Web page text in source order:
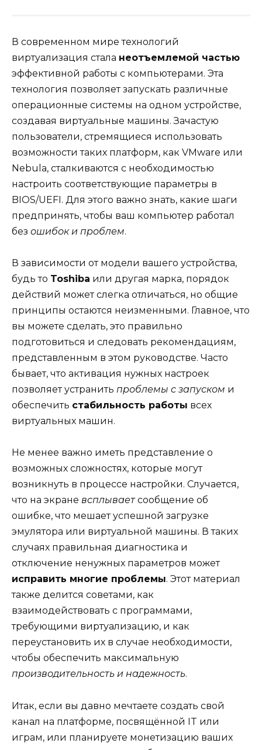
В современном мире технологий
виртуализация стала неотъемлемой частью
эффективной работы с компьютерами. Эта
технология позволяет запускать различные
операционные системы на одном устройстве,
создавая виртуальные машины. Зачастую
пользователи, стремящиеся использовать
возможности таких платформ, как VMware или
Nebula, сталкиваются с необходимостью
настроить соответствующие параметры в
BIOS/UEFI. Для этого важно знать, какие шаги
предпринять, чтобы ваш компьютер работал
без ошибок и проблем.
В зависимости от модели вашего устройства,
будь то Toshiba или другая марка, порядок
действий может слегка отличаться, но общие
принципы остаются неизменными. Главное, что
вы можете сделать, это правильно
подготовиться и следовать рекомендациям,
представленным в этом руководстве. Часто
бывает, что активация нужных настроек
позволяет устранить проблемы с запуском и
обеспечить стабильность работы всех
виртуальных машин.
Не менее важно иметь представление о
возможных сложностях, которые могут
возникнуть в процессе настройки. Случается,
что на экране всплываетсообщение об
ошибке, что мешает успешной загрузке
эмулятора или виртуальной машины. В таких
случаях правильная диагностика и
отключение ненужных параметров может
исправить многие проблемы. Этот материал
также делится советами, как
взаимодействовать с программами,
требующими виртуализацию, и как
переустановить их в случае необходимости,
чтобы обеспечить максимальную
производительность и надежность.
Итак, если вы давно мечтаете создать свой
канал на платформе, посвящённой IT или
играм, или планируете монетизацию ваших